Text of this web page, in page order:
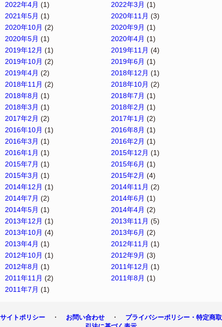
2022年4月 (1) 2022年3月 (1)
2021年5月 (1) 2020年11月 (3)
2020年10月 (2) 2020年9月 (1)
2020年5月 (1) 2020年4月 (1)
2019年12月 (1) 2019年11月 (4)
2019年10月 (2) 2019年6月 (1)
2019年4月 (2) 2018年12月 (1)
2018年11月 (2) 2018年10月 (2)
2018年8月 (1) 2018年7月 (1)
2018年3月 (1) 2018年2月 (1)
2017年2月 (2) 2017年1月 (2)
2016年10月 (1) 2016年8月 (1)
2016年3月 (1) 2016年2月 (1)
2016年1月 (1) 2015年12月 (1)
2015年7月 (1) 2015年6月 (1)
2015年3月 (1) 2015年2月 (4)
2014年12月 (1) 2014年11月 (2)
2014年7月 (2) 2014年6月 (1)
2014年5月 (1) 2014年4月 (2)
2013年12月 (1) 2013年11月 (5)
2013年10月 (4) 2013年6月 (2)
2013年4月 (1) 2012年11月 (1)
2012年10月 (1) 2012年9月 (3)
2012年8月 (1) 2011年12月 (1)
2011年11月 (2) 2011年8月 (1)
2011年7月 (1)
サイトポリシー ・ お問い合わせ ・ プライバシーポリシー・特定商取